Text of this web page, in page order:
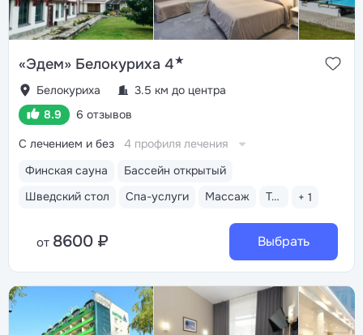
«Эдем» Белокуриха 4★
Белокуриха
3.5 км до центра
8.9
6 отзывов
Финская сауна
Бассейн открытый
Шведский стол
Спа-услуги Массаж Тренажерный зал + 1
С лечением и без 4 профиля лечения
от 8600 ₽ Выбрать